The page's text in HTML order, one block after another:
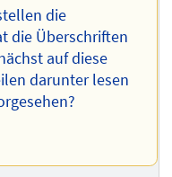
die
die Überschriften
auf diese
darunter lesen